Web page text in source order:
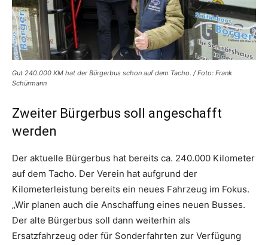
Gut 240.000 KM hat der Bürgerbus schon auf dem Tacho. / Foto: Frank
Schürmann
Zweiter Bürgerbus soll angeschafft
werden
Der aktuelle Bürgerbus hat bereits ca. 240.000 Kilometer
auf dem Tacho. Der Verein hat aufgrund der
Kilometerleistung bereits ein neues Fahrzeug im Fokus.
„Wir planen auch die Anschaffung eines neuen Busses.
Der alte Bürgerbus soll dann weiterhin als
Ersatzfahrzeug oder für Sonderfahrten zur Verfügung